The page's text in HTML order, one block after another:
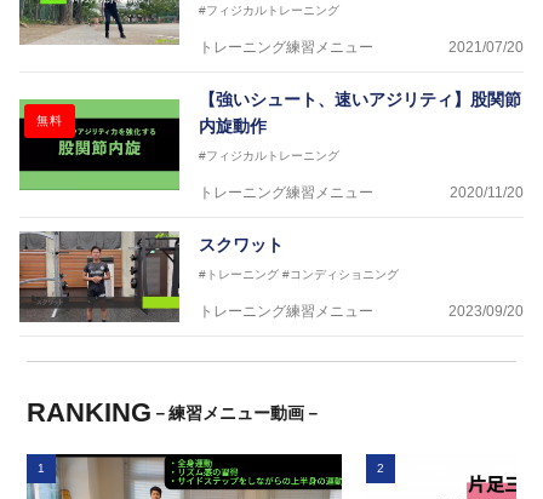
#フィジカルトレーニング
トレーニング練習メニュー 2021/07/20
無料
【強いシュート、速いアジリティ】股関節
内旋動作
#フィジカルトレーニング
トレーニング練習メニュー 2020/11/20
スクワット
#トレーニング #コンディショニング
トレーニング練習メニュー 2023/09/20
RANKING －練習メニュー動画－
1 2